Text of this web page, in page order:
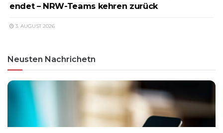
endet – NRW-Teams kehren zurück
3. AUGUST 2026
Neusten Nachrichetn